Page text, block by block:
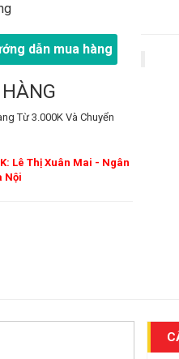
dẫn mua hàng
Từ 3.000K Và Chuyển
Lê Thị Xuân Mai - Ngân
Nội